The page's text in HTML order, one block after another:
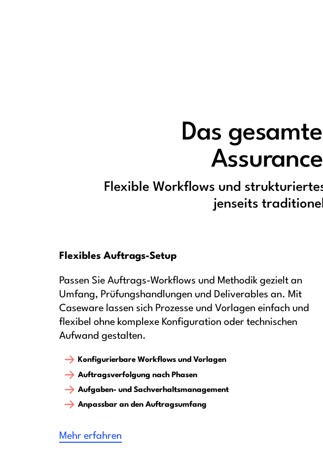
Das
Flexible Workflows und
jenseits
Flexibles Auftrags-Setup
Passen Sie Auftrags-Workflows und Methodik gezielt an
Umfang, Prüfungshandlungen und Deliverables an. Mit
Caseware lassen sich Prozesse und Vorlagen einfach und
flexibel ohne komplexe Konfiguration oder technischen
Aufwand gestalten.
Konfigurierbare Workflows und Vorlagen
Auftragsverfolgung nach Phasen
Aufgaben- und Sachverhaltsmanagement
Anpassbar an den Auftragsumfang
Mehr erfahren